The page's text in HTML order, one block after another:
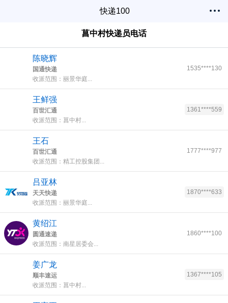
快递100
菖中村快递员电话
陈晓辉
国通快递
收派范围：丽景华庭...
1535****130
王鲜强
百世汇通
收派范围：菖中村...
1361****559
王石
百世汇通
收派范围：精工控股集团...
1777****977
吕亚林
天天快递
收派范围：丽景华庭...
1870****633
黄绍江
圆通速递
收派范围：南星居委会...
1860****100
姜广龙
顺丰速运
收派范围：菖中村...
1367****105